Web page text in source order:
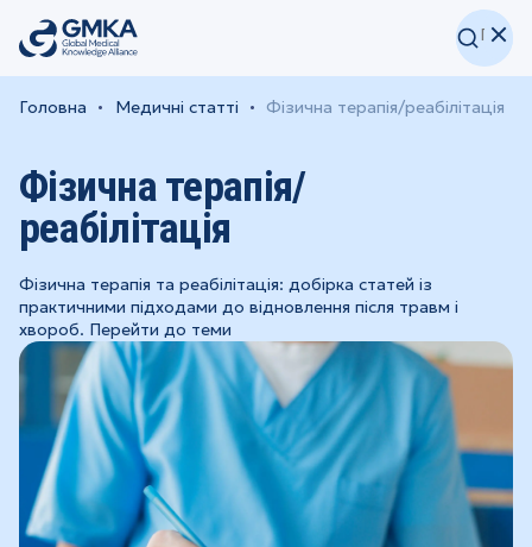
Головна Медичні статті Фізична терапія/реабілітація
Фізична терапія/
реабілітація
Фізична терапія та реабілітація: добірка статей із
практичними підходами до відновлення після травм і
хвороб. Перейти до теми